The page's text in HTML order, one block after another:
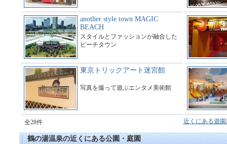
another style town MAGIC
BEACH
スタイルとファッションが融合した
ビーチタウン
東京トリックアート迷宮館
写真を撮って遊ぶエンタメ美術館
全28件 近くにある遊
鶴の湯温泉の近くにある公園・庭園